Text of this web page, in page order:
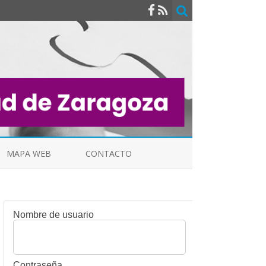
MAPA WEB CONTACTO
Nombre de usuario